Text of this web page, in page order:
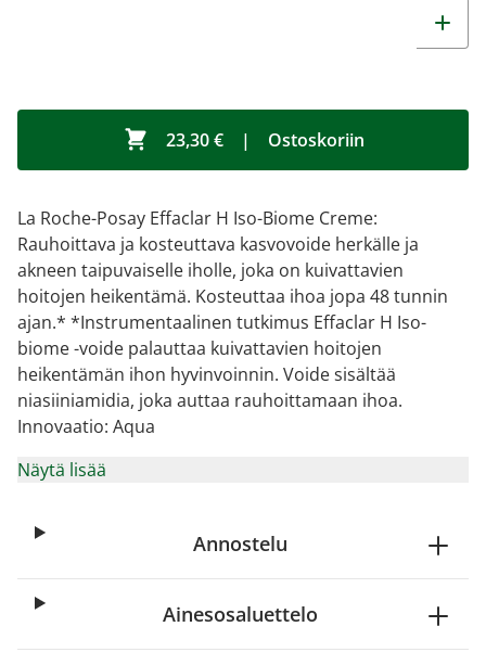
23,30 € | Ostoskoriin
La Roche-Posay Effaclar H Iso-Biome Creme:
Rauhoittava ja kosteuttava kasvovoide herkälle ja
akneen taipuvaiselle iholle, joka on kuivattavien
hoitojen heikentämä. Kosteuttaa ihoa jopa 48 tunnin
ajan.* *Instrumentaalinen tutkimus Effaclar H Iso-
biome -voide palauttaa kuivattavien hoitojen
heikentämän ihon hyvinvoinnin. Voide sisältää
niasiiniamidia, joka auttaa rauhoittamaan ihoa.
Innovaatio: Aqua
Näytä lisää
Annostelu
Ainesosaluettelo